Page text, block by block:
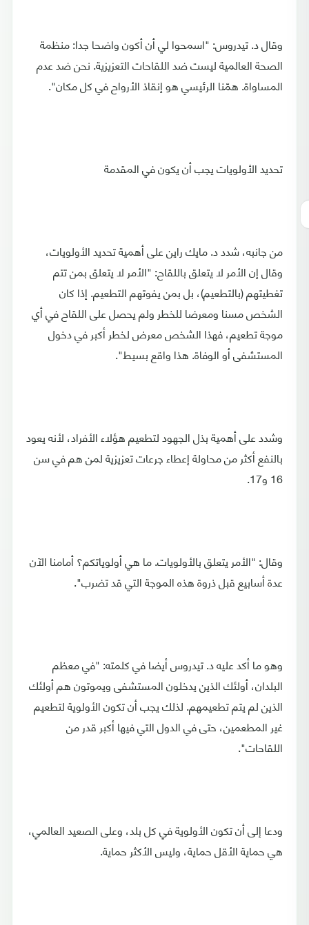
وقال د. تيدروس: "اسمحوا لي أن أكون واضحا جدا: منظمة
الصحة العالمية ليست ضد اللقاحات التعزيزية. نحن ضد عدم
المساواة. همّنا الرئيسي هو إنقاذ الأرواح في كل مكان".
تحديد الأولويات يجب أن يكون في المقدمة
من جانبه، شدد د. مايك راين على أهمية تحديد الأولويات،
وقال إن الأمر لا يتعلق باللقاح: "الأمر لا يتعلق بمن تتم
تغطيتهم (بالتطعيم)، بل بمن يفوتهم التطعيم. إذا كان
الشخص مسنا ومعرضا للخطر ولم يحصل على اللقاح في أي
موجة تطعيم، فهذا الشخص معرض لخطر أكبر في دخول
المستشفى أو الوفاة. هذا واقع بسيط".
وشدد على أهمية بذل الجهود لتطعيم هؤلاء الأفراد، لأنه يعود
بالنفع أكثر من محاولة إعطاء جرعات تعزيزية لمن هم في سن
16 و17.
وقال: "الأمر يتعلق بالأولويات. ما هي أولوياتكم؟ أمامنا الآن
عدة أسابيع قبل ذروة هذه الموجة التي قد تضرب".
وهو ما أكد عليه د. تيدروس أيضا في كلمته: "في معظم
البلدان، أولئك الذين يدخلون المستشفى ويموتون هم أولئك
الذين لم يتم تطعيمهم. لذلك يجب أن تكون الأولوية لتطعيم
غير المطعمين، حتى في الدول التي فيها أكبر قدر من
اللقاحات".
ودعا إلى أن تكون الأولوية في كل بلد، وعلى الصعيد العالمي،
هي حماية الأقل حماية، وليس الأكثر حماية.